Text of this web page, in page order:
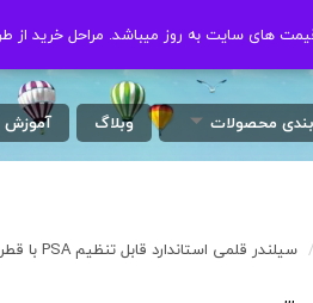
های سایت به روز میباشد. مراحل خرید از
محصولات وبلاگ آموزش
های سایت به روز میباشد. مراحل خرید از
/ سیلندر قلمی استاندارد قابل تنظیم PSA با قطر 12 و کورس 50 میلیمتر
,
,
,